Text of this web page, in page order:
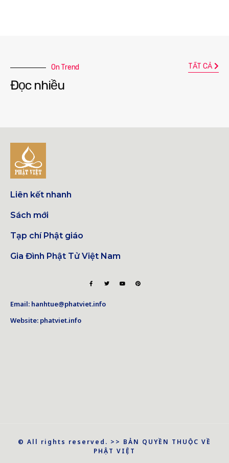
On Trend
Đọc nhiều
TẤT CẢ
Liên kết nhanh
Sách mới
Tạp chí Phật giáo
Gia Đình Phật Tử Việt Nam
Email: hanhtue@phatviet.info
Website: phatviet.info
© All rights reserved. >> BẢN QUYỀN THUỘC VỀ
PHẬT VIỆT